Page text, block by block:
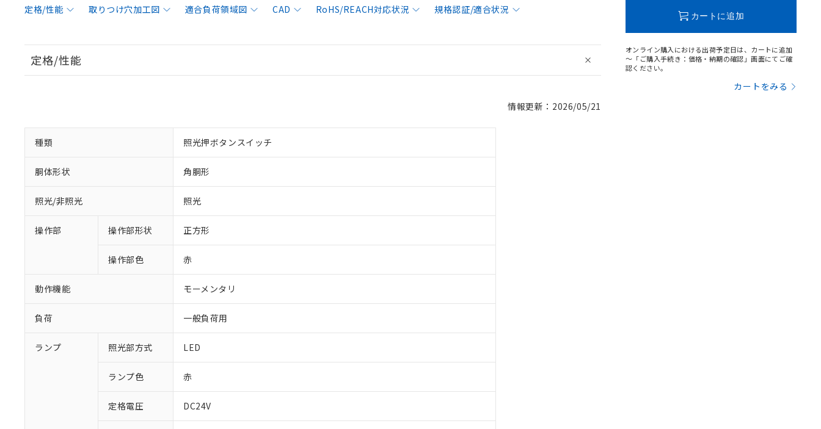
定格/性能 取りつけ穴加工図 適合負荷領域図 CAD RoHS/REACH対応状況 規格認証/適合状況
定格/性能
情報更新：2026/05/21
種類 照光押ボタンスイッチ
胴体形状 角胴形
照光/非照光 照光
操作部 操作部形状 正方形
操作部色 赤
動作機能 モーメンタリ
負荷 一般負荷用
ランプ 照光部方式 LED
ランプ色 赤
定格電圧 DC24V
カートに追加
オンライン購入における出荷予定日は、カートに追加
～「ご購入手続き：価格・納期の確認」画面にてご確
認ください。
カートをみる